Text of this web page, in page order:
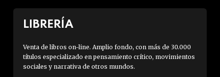
LIBRERÍA
Venta de libros on-line. Amplio fondo, con más de 30.000
títulos especializado en pensamiento crítico, movimientos
sociales y narrativa de otros mundos.